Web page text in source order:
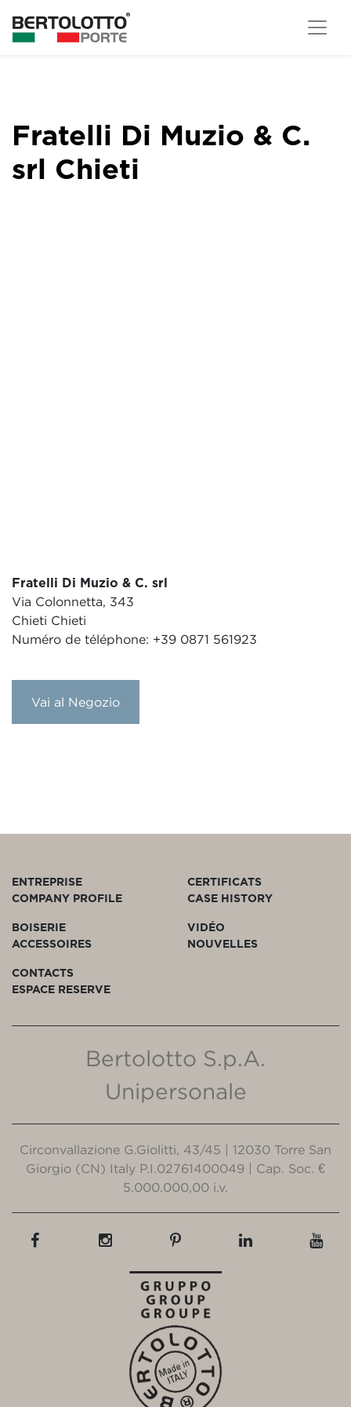
Fratelli Di Muzio & C.
srl Chieti
Fratelli Di Muzio & C. srl
Via Colonnetta, 343
Chieti Chieti
Numéro de téléphone: +39 0871 561923
Vai al Negozio
ENTREPRISE
COMPANY PROFILE
CERTIFICATS
CASE HISTORY
BOISERIE
ACCESSOIRES
VIDÉO
NOUVELLES
CONTACTS
ESPACE RESERVE
Bertolotto S.p.A.
Unipersonale
Circonvallazione G.Giolitti, 43/45 | 12030 Torre San
Giorgio (CN) Italy P.I.02761400049 | Cap. Soc. €
5.000.000,00 i.v.